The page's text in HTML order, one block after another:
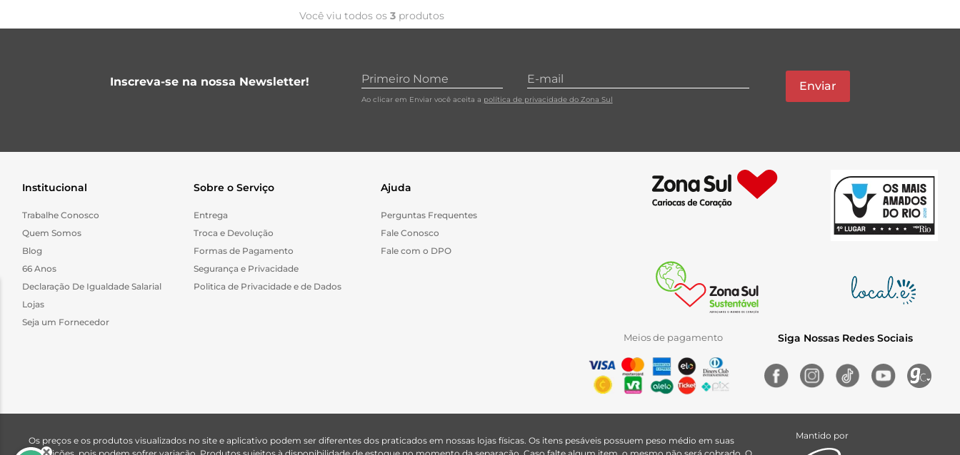
Você viu todos os3 produtos
Inscreva-se na nossa Newsletter!
Ao clicar em Enviar você aceita a política de privacidade do Zona Sul
Enviar
Institucional
Trabalhe Conosco
Quem Somos
Blog
66 Anos
Declaração De Igualdade Salarial
Lojas
Seja um Fornecedor
Sobre o Serviço
Entrega
Troca e Devolução
Formas de Pagamento
Segurança e Privacidade
Politica de Privacidade e de Dados
Ajuda
Perguntas Frequentes
Fale Conosco
Fale com o DPO
Meios de pagamento Siga Nossas Redes Sociais
Os preços e os produtos visualizados no site e aplicativo podem ser diferentes dos praticados em nossas lojas físicas. Os itens pesáveis possuem peso médio em suas
Mantido por